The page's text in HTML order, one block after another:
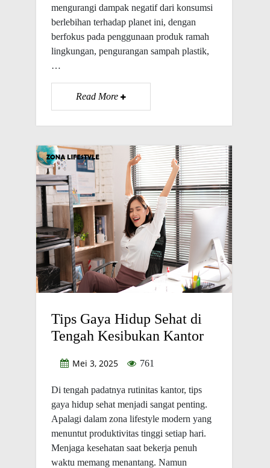
mengurangi dampak negatif dari konsumsi
berlebihan terhadap planet ini, dengan
berfokus pada penggunaan produk ramah
lingkungan, pengurangan sampah plastik,
…
Read More
Tips Gaya Hidup Sehat di
Tengah Kesibukan Kantor
Mei 3, 2025 761
Di tengah padatnya rutinitas kantor, tips
gaya hidup sehat menjadi sangat penting.
Apalagi dalam zona lifestyle modern yang
menuntut produktivitas tinggi setiap hari.
Menjaga kesehatan saat bekerja penuh
waktu memang menantang. Namun